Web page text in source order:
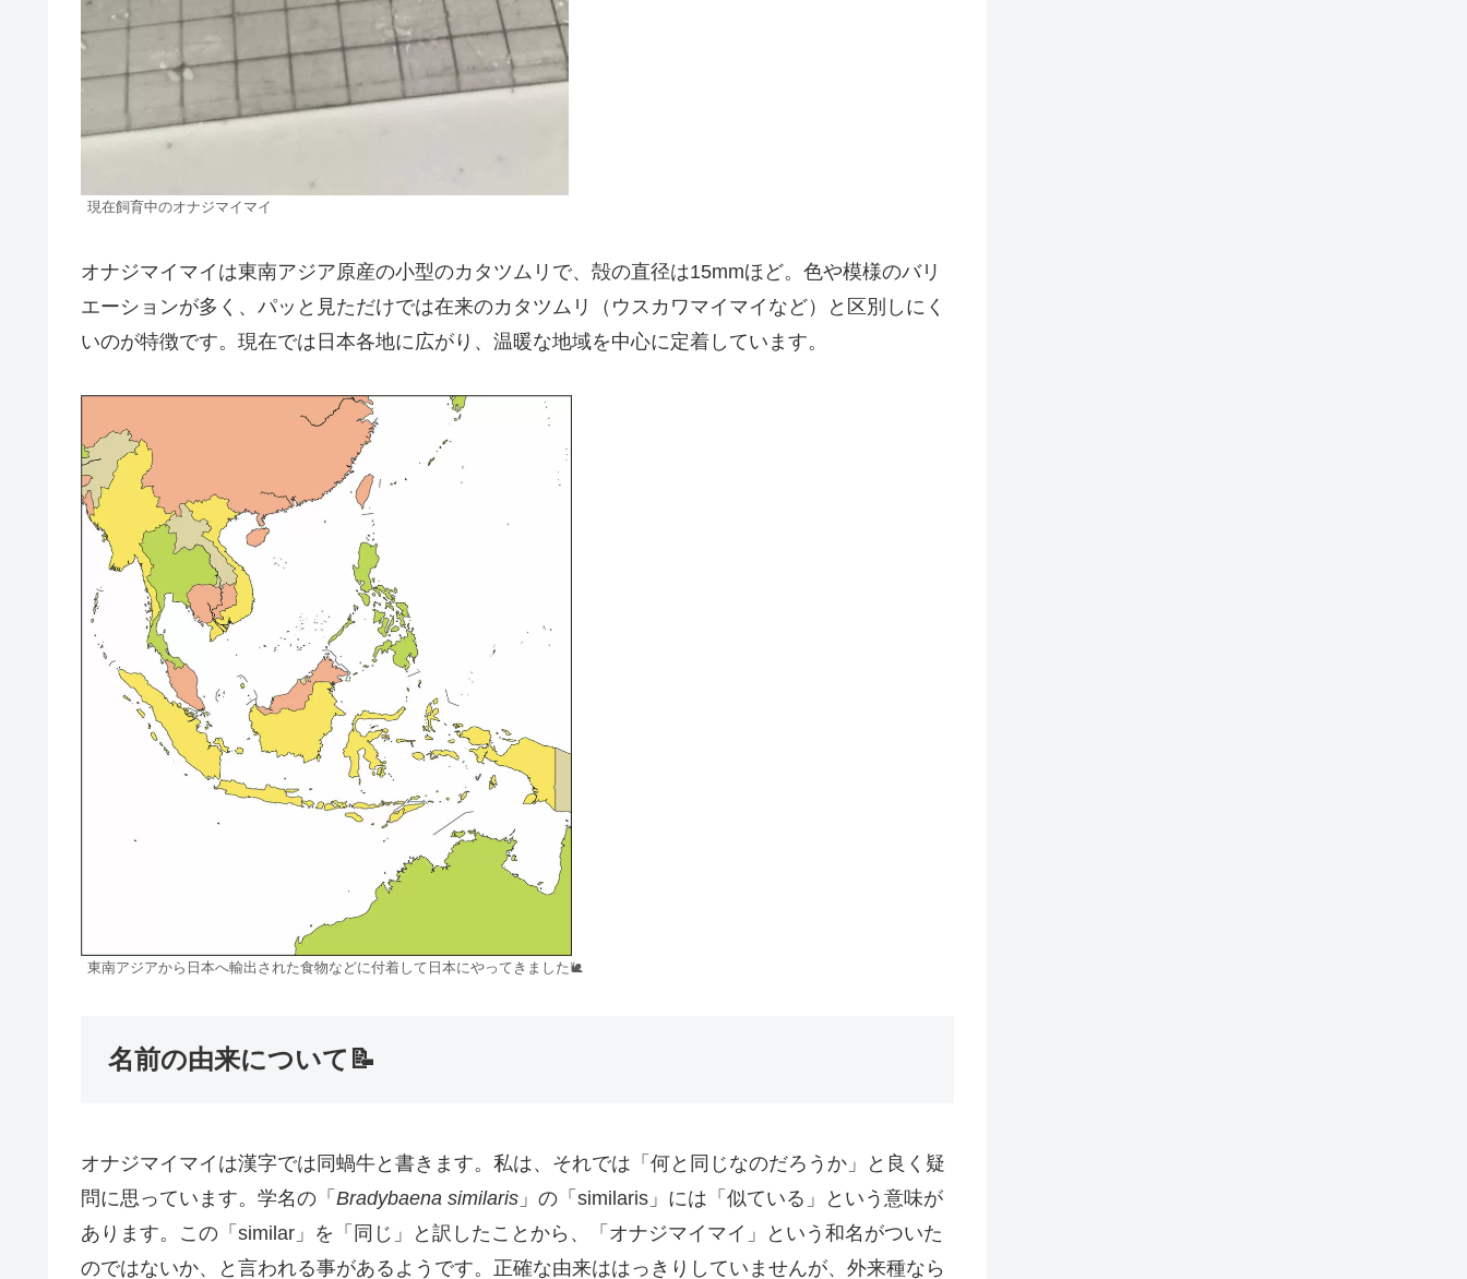
現在飼育中のオナジマイマイ
オナジマイマイは東南アジア原産の小型のカタツムリで、殻の直径は15mmほど。色や模様のバリ
エーションが多く、パッと見ただけでは在来のカタツムリ（ウスカワマイマイなど）と区別しにく
いのが特徴です。現在では日本各地に広がり、温暖な地域を中心に定着しています。
東南アジアから日本へ輸出された食物などに付着して日本にやってきました🐌
名前の由来について📝
オナジマイマイは漢字では同蝸牛と書きます。私は、それでは「何と同じなのだろうか」と良く疑
問に思っています。学名の「 Bradybaena similaris 」の「similaris」には「似ている」という意味が
あります。この「similar」を「同じ」と訳したことから、「オナジマイマイ」という和名がついた
のではないか、と言われる事があるようです。正確な由来ははっきりしていませんが、外来種なら